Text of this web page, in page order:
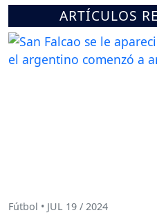
ARTÍCULOS
Fútbol • JUL 19 / 2024